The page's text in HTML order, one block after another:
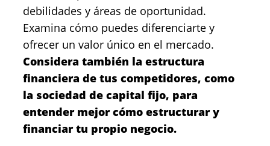
debilidades y áreas de oportunidad.
Examina cómo puedes diferenciarte y
ofrecer un valor único en el mercado.
Considera también la estructura
financiera de tus competidores, como
la sociedad de capital fijo, para
entender mejor cómo estructurar y
financiar tu propio negocio.